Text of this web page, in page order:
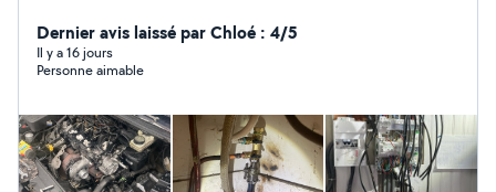
Dernier avis laissé par Chloé : 4/5
Il y a 16 jours
Personne aimable